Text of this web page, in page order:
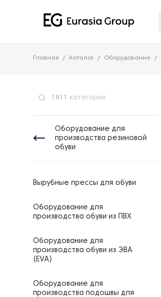
Главная Каталог Оборудование
1811 категория
Оборудование для
производства резиновой
обуви
Вырубные прессы для обуви
Оборудование для
производства обуви из ПВХ
Оборудование для
производства обуви из ЭВА
(EVA)
Оборудование для
производства подошвы для